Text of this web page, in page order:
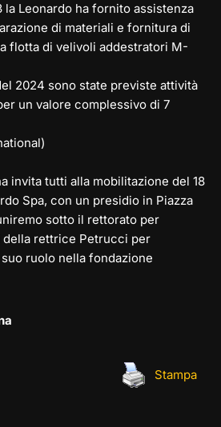
la Leonardo ha fornito assistenza
di materiali e fornitura di
flotta di velivoli addestratori M-
2024 sono state previste attività
un valore complessivo di 7
invita tutti alla mobilitazione del 18
Spa, con un presidio in Piazza
sotto il rettorato per
rettrice Petrucci per
ruolo nella fondazione
Stampa